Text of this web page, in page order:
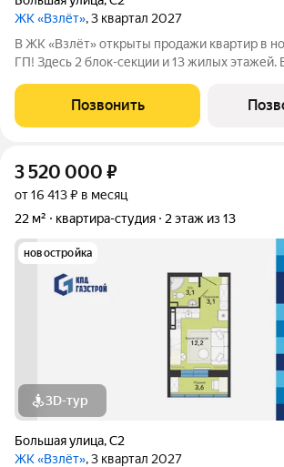
ЖК «Взлёт», 3 квартал 2027
В ЖК «Взлёт» открыты продажи квартир в
ГП! Здесь 2 блок-секции и 13 жилых этажей.
холлов, благоустроенным двором. В
традиционно, представлен широкий
Позвонить
3 520 000 ₽
от 16 413 ₽ в месяц
22 м²
квартира-студия 2 этаж из 13
новостройка
3D-тур
Большая улица,С2
ЖК «Взлёт», 3 квартал 2027